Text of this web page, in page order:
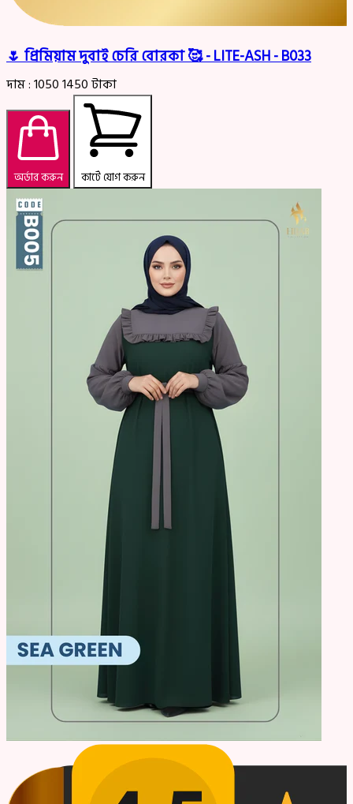
🌷 প্রিমিয়াম দুবাই চেরি বোরকা 🥰 - LITE-ASH - B033
দাম :10501450টাকা
অর্ডার করুন কার্টে যোগ করুন